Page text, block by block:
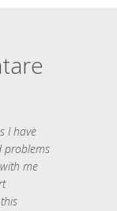
I have
problems
me